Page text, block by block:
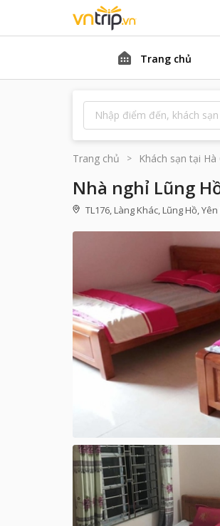
Trang chủ
Trang chủ Khách sạn tại Hà
Nhà nghỉ Lũng
TL176, Làng Khác, Lũng Hồ,